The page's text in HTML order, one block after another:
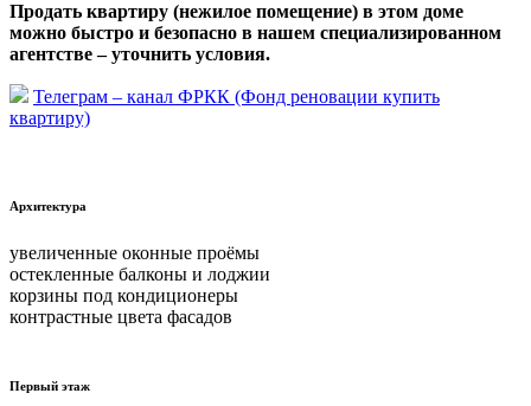
Продать квартиру (нежилое помещение) в этом доме
можно быстро и безопасно в нашем специализированном
агентстве –уточнить условия.
Телеграм – канал ФРКК (Фонд реновации купить
квартиру)
Архитектура
увеличенные оконные проёмы
остекленные балконы и лоджии
корзины под кондиционеры
контрастные цвета фасадов
Первый этаж